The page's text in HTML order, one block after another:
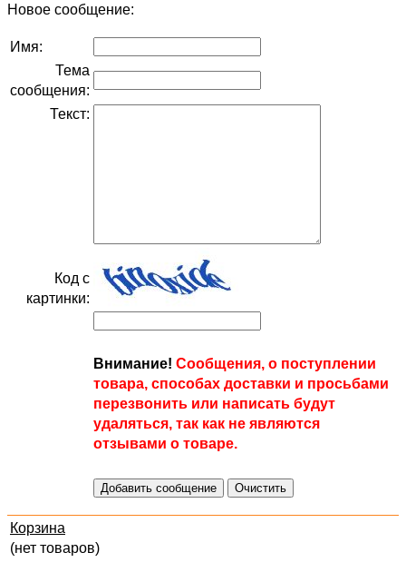
Новое сообщение:
Имя:
Тема
сообщения:
Текст:
Код с
картинки:
Внимание! Сообщения, о поступлении
товара, способах доставки и просьбами
перезвонить или написать будут
удаляться, так как не являются
отзывами о товаре.
Корзина
(нет товаров)